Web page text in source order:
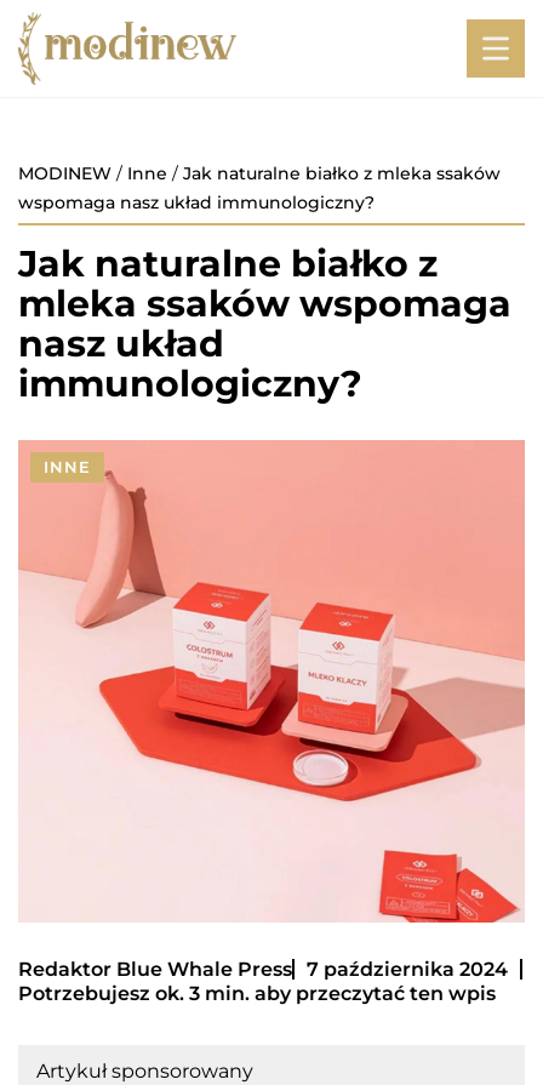
MODINEW / Inne / Jak naturalne białko z mleka ssaków
wspomaga nasz układ immunologiczny?
Jak naturalne białko z
mleka ssaków wspomaga
nasz układ
immunologiczny?
INNE
Redaktor Blue Whale Press
7 października 2024
Potrzebujesz ok. 3 min. aby przeczytać ten wpis
Artykuł sponsorowany